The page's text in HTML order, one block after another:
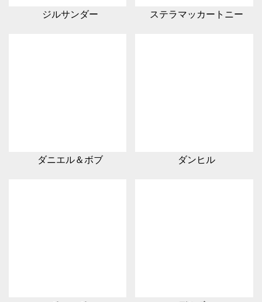
ジルサンダー ステラマッカートニー
ダニエル＆ボブ ダンヒル